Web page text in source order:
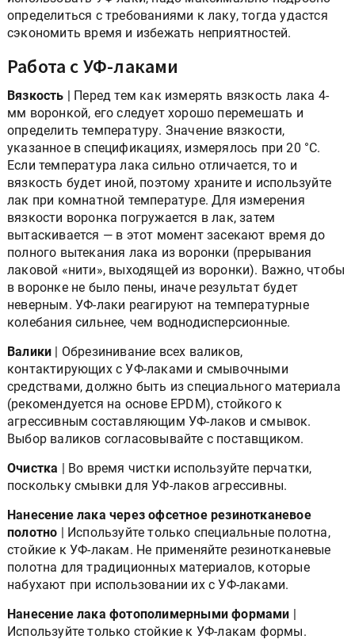
определиться с требованиями к лаку, тогда удастся
сэкономить время и избежать неприятностей.
Работа с УФ-лаками
Вязкость | Перед тем как измерять вязкость лака 4-
мм воронкой, его следует хорошо перемешать и
определить температуру. Значение вязкости,
указанное в спецификациях, измерялось при 20 °С.
Если температура лака сильно отличается, то и
вязкость будет иной, поэтому храните и используйте
лак при комнатной температуре. Для измерения
вязкости воронка погружается в лак, затем
вытаскивается — в этот момент засекают время до
полного вытекания лака из воронки (прерывания
лаковой «нити», выходящей из воронки). Важно, чтобы
в воронке не было пены, иначе результат будет
неверным. УФ-лаки реагируют на температурные
колебания сильнее, чем воднодисперсионные.
Валики | Обрезинивание всех валиков,
контактирующих с УФ-лаками и смывочными
средствами, должно быть из специального материала
(рекомендуется на основе EPDM), стойкого к
агрессивным составляющим УФ-лаков и смывок.
Выбор валиков согласовывайте с поставщиком.
Очистка | Во время чистки используйте перчатки,
поскольку смывки для УФ-лаков агрессивны.
Нанесение лака через офсетное резинотканевое
полотно | Используйте только специальные полотна,
стойкие к УФ-лакам. Не применяйте резинотканевые
полотна для традиционных материалов, которые
набухают при использовании их с УФ-лаками.
Нанесение лака фотополимерными формами |
Используйте только стойкие к УФ-лакам формы.